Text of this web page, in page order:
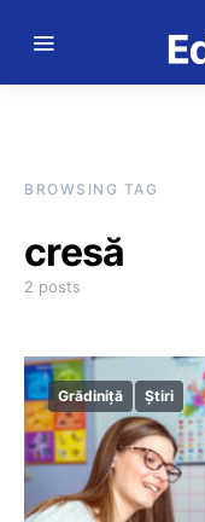
BROWSING TAG
cresă
2 posts
Grădiniță Știri